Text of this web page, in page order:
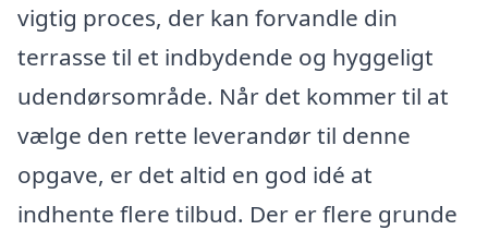
vigtig proces, der kan forvandle din
terrasse til et indbydende og hyggeligt
udendørsområde. Når det kommer til at
vælge den rette leverandør til denne
opgave, er det altid en god idé at
indhente flere tilbud. Der er flere grunde